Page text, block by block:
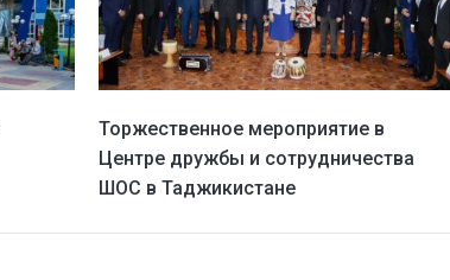
Торжественное мероприятие в
Центре дружбы и сотрудничества
ШОС в Таджикистане